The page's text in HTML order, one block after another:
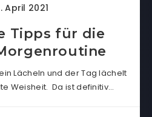
April 2021
Tipps für die
Lächeln und der Tag lächelt
Weisheit. Da ist definitiv…